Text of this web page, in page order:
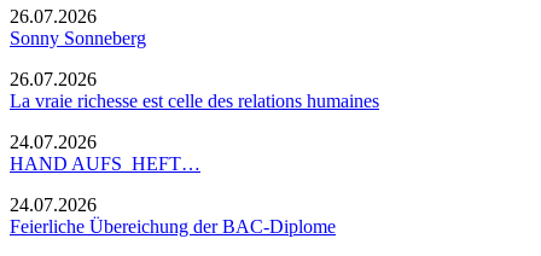
26.07.2026
Sonny Sonneberg
26.07.2026
La vraie richesse est celle des relations humaines
24.07.2026
HAND AUFS HEFT…
24.07.2026
Feierliche Übereichung der BAC-Diplome